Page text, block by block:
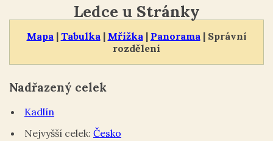
Mapa | Tabulka | Mřížka | Panorama | Správní
rozdělení
Ledce u Stránky
Nadřazený celek
Kadlín
Nejvyšší celek: Česko